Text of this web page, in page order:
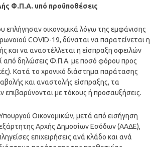
Φ.Π.Α. υπό προϋποθέσεις
επλήγησαν οικονομικά λόγω της εμφάνισης
COVID-19, δύναται να παρατείνεται η
και να αναστέλλεται η είσπραξη οφειλών
από δηλώσεις Φ.Π.Α. με ποσό φόρου προς
Κατά το χρονικό διάστημα παράτασης
και αναστολής είσπραξης, τα
επιβαρύνονται με τόκους ή προσαυξήσεις.
Οικονομικών, μετά από εισήγηση
Αρχής Δημοσίων Εσόδων (ΑΑΔΕ),
επιχειρήσεις ανά κλάδο και ανά